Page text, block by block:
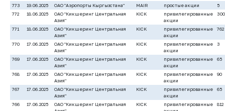
773
19.06.2025 ОАО "Аэропорты Кыргызстана" MAIR простые акции
5
772
18.06.2025
ОАО "Кикшеринг Центральная
Азия"
KICK
привилегированные
акции
300
771 18.06.2025
ОАО "Кикшеринг Центральная
Азия"
KICK
привилегированные
акции
762
770 17.06.2025
ОАО "Кикшеринг Центральная
Азия"
KICK
привилегированные
акции
3
769 17.06.2025
ОАО "Кикшеринг Центральная
Азия"
KICK
привилегированные
акции
65
768 17.06.2025
ОАО "Кикшеринг Центральная
Азия"
KICK
привилегированные
акции
90
767 17.06.2025
ОАО "Кикшеринг Центральная
Азия"
KICK
привилегированные
акции
65
766 17.06.2025
ОАО "Кикшеринг Центральная
KICK
привилегированные
812